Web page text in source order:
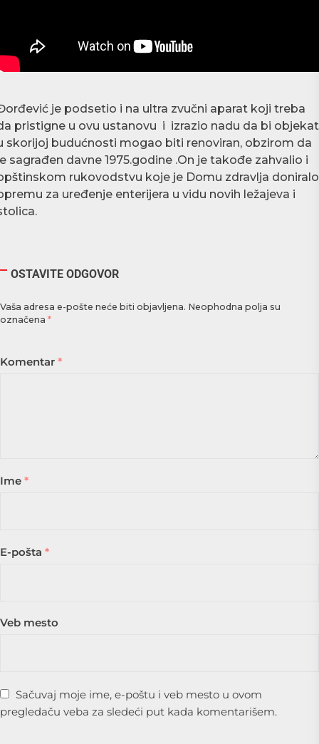
je podsetio i na ultra zvučni aparat koji treba
pristigne u ovu ustanovu i izrazio nadu da bi objekat
skorijoj budućnosti mogao biti renoviran, obzirom da
sagrađen davne 1975.godine .On je takođe zahvalio i
rukovodstvu koje je Domu zdravlja doniralo
za uređenje enterijera u vidu novih ležajeva i
OSTAVITE ODGOVOR
Vaša adresa e-pošte neće biti objavljena. Neophodna polja su
označena *
Komentar *
Ime *
E-pošta *
Veb mesto
Sačuvaj moje ime, e-poštu i veb mesto u ovom
pregledaču veba za sledeći put kada komentarišem.